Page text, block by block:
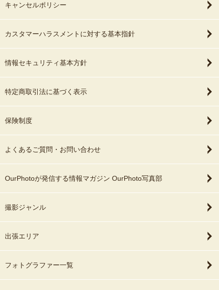
キャンセルポリシー
カスタマーハラスメントに対する基本指針
情報セキュリティ基本方針
特定商取引法に基づく表示
保険制度
よくあるご質問・お問い合わせ
OurPhotoが発信する情報マガジン OurPhoto写真部
撮影ジャンル
出張エリア
フォトグラファー一覧